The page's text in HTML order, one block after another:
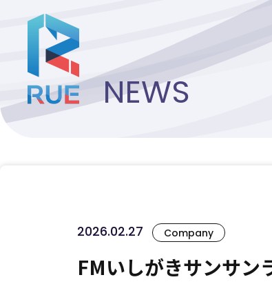
NEWS
2026.02.27 Company
FMいしがきサンサン